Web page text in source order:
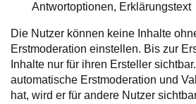
Antwortoptionen, Erklärungstext
Die Nutzer können keine Inhalte
Erstmoderation einstellen. Bis zur
Inhalte nur für ihren Ersteller
automatische Erstmoderation und
hat, wird er für andere Nutzer